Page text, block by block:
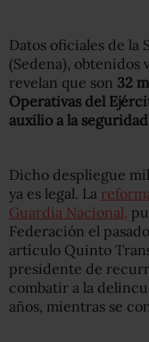
Datos oficiales de la
(Sedena),
revelan que son 32
Operativas del
auxilio a la
Dicho despliegue
ya es legal. La
Guardia Nacional,
Federación el
artículo Quinto
presidente de
combatir a la
años, mientras se